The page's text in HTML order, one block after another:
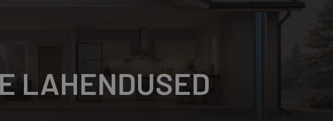
LAHENDUSED